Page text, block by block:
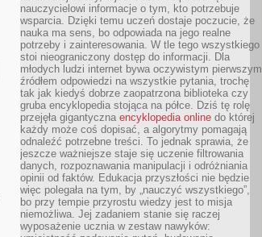
nauczycielowi informacje o tym, kto potrzebuje
wsparcia. Dzięki temu uczeń dostaje poczucie, że
nauka ma sens, bo odpowiada na jego realne
potrzeby i zainteresowania. W tle tego wszystkiego
stoi nieograniczony dostęp do informacji. Dla
młodych ludzi internet bywa oczywistym pierwszym
źródłem odpowiedzi na wszystkie pytania, trochę
tak jak kiedyś dobrze zaopatrzona biblioteka czy
gruba encyklopedia stojąca na półce. Dziś tę rolę
przejęła gigantyczna encyklopedia online do której
każdy może coś dopisać, a algorytmy pomagają
odnaleźć potrzebne treści. To jednak sprawia, że
jeszcze ważniejsze staje się uczenie filtrowania
danych, rozpoznawania manipulacji i odróżniania
opinii od faktów. Edukacja przyszłości nie będzie
więc polegała na tym, by „nauczyć wszystkiego”,
bo przy tempie przyrostu wiedzy jest to misja
niemożliwa. Jej zadaniem stanie się raczej
wyposażenie ucznia w zestaw nawyków: